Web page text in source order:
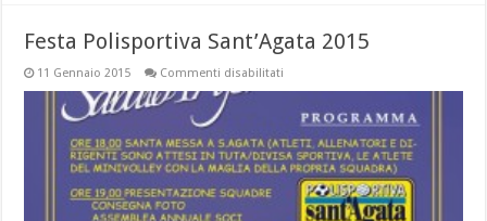
Festa Polisportiva Sant’Agata 2015
11 Gennaio 2015 Commenti disabilitati
Sant’Agata
2015